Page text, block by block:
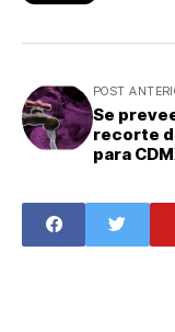
POST
Se
recorte
para